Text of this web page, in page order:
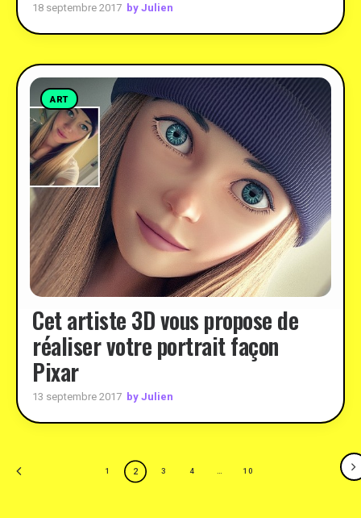
18 septembre 2017 by Julien
ART
Cet artiste 3D vous propose de
réaliser votre portrait façon
Pixar
13 septembre 2017 by Julien
1 2 3 4 10